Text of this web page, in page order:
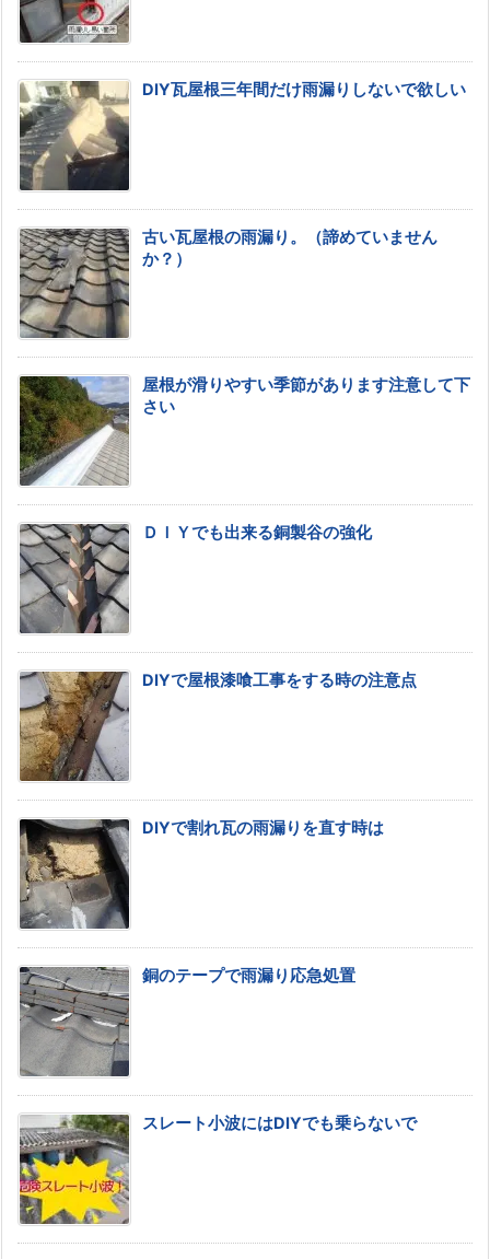
DIY瓦屋根三年間だけ雨漏りしないで欲しい
古い瓦屋根の雨漏り。（諦めていません
か？）
屋根が滑りやすい季節があります注意して下
さい
ＤＩＹでも出来る銅製谷の強化
DIYで屋根漆喰工事をする時の注意点
DIYで割れ瓦の雨漏りを直す時は
銅のテープで雨漏り応急処置
スレート小波にはDIYでも乗らないで